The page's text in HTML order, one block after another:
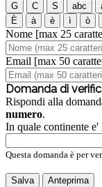
G C S abc
È
à è ì ò
Nome [max 25
Email [max 50
Domanda di
Rispondi alla
numero.
In quale continente e'
Questa domanda è per
Anteprima